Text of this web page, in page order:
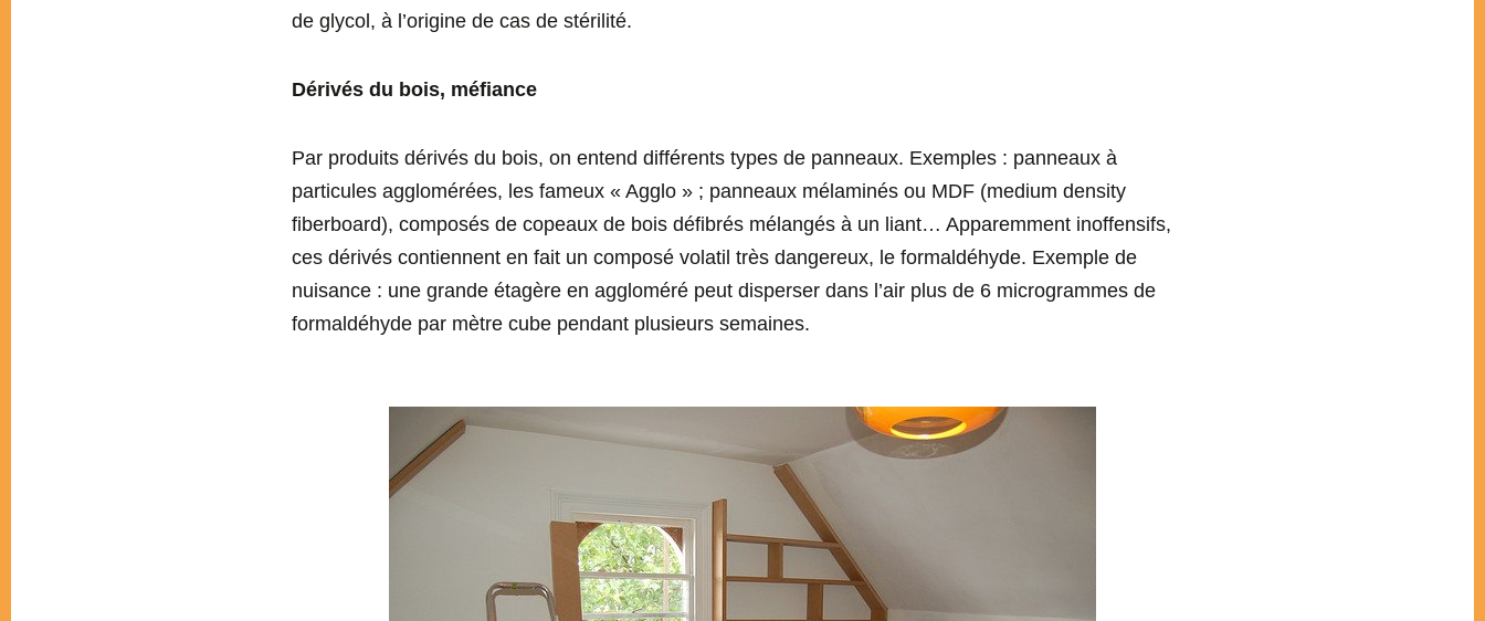
de glycol, à l’origine de cas de stérilité.
Dérivés du bois, méfiance
Par produits dérivés du bois, on entend différents types de panneaux. Exemples : panneaux à
particules agglomérées, les fameux « Agglo » ; panneaux mélaminés ou MDF (medium density
fiberboard), composés de copeaux de bois défibrés mélangés à un liant… Apparemment inoffensifs,
ces dérivés contiennent en fait un composé volatil très dangereux, le formaldéhyde. Exemple de
nuisance : une grande étagère en aggloméré peut disperser dans l’air plus de 6 microgrammes de
formaldéhyde par mètre cube pendant plusieurs semaines.